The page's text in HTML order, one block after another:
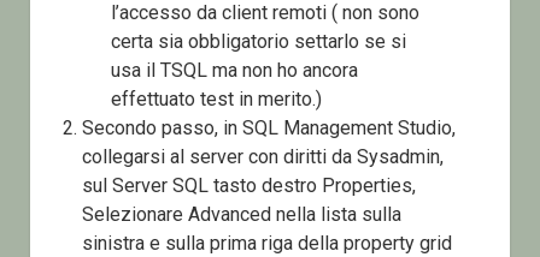
l’accesso da client remoti ( non sono
certa sia obbligatorio settarlo se si
usa il TSQL ma non ho ancora
effettuato test in merito.)
Secondo passo, in SQL Management Studio,
collegarsi al server con diritti da Sysadmin,
sul Server SQL tasto destro Properties,
Selezionare Advanced nella lista sulla
sinistra e sulla prima riga della property grid